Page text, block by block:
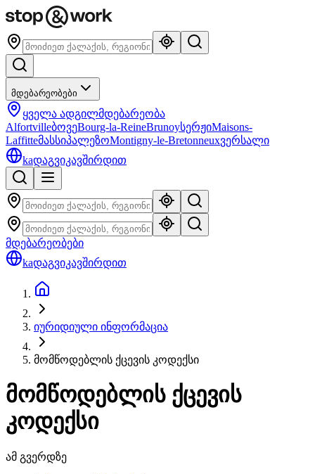
მდებარეობები
ყველა ადგილმდებარეობა
AlfortvilleბოვეBourg-la-ReineBrunoyსერჟიMaisons-
LaffitteმასსიპალეზოMontigny-le-Bretonneuxვერსალი
kaდაგვიკავშირდით
მდებარეობები
kaდაგვიკავშირდით
იურიდიული ინფორმაცია
მომწოდებლის ქცევის კოდექსი
მომწოდებლის ქცევის
კოდექსი
ამ გვერდზე